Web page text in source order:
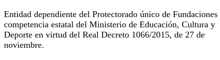
Entidad dependiente del Protectorado único de Fundaciones
competencia estatal del Ministerio de Educación, Cultura y
Deporte en virtud del Real Decreto 1066/2015, de 27 de
noviembre.